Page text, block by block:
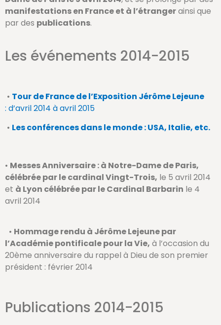
manifestations en France et à l’étrangerainsi que
par des publications.
Les événements 2014-2015
• Tour de France de l’Exposition Jérôme Lejeune
: d’avril 2014 à avril 2015
• Les conférences dans le monde : USA, Italie, etc.
• Messes Anniversaire : à Notre-Dame de Paris,
célébrée par le cardinal Vingt-Trois, le 5 avril 2014
et à Lyon célébrée par le Cardinal Barbarin le 4
avril 2014
• Hommage rendu à Jérôme Lejeune par
l’Académie pontificale pour la Vie, à l’occasion du
20ème anniversaire du rappel à Dieu de son premier
président : février 2014
Publications 2014-2015